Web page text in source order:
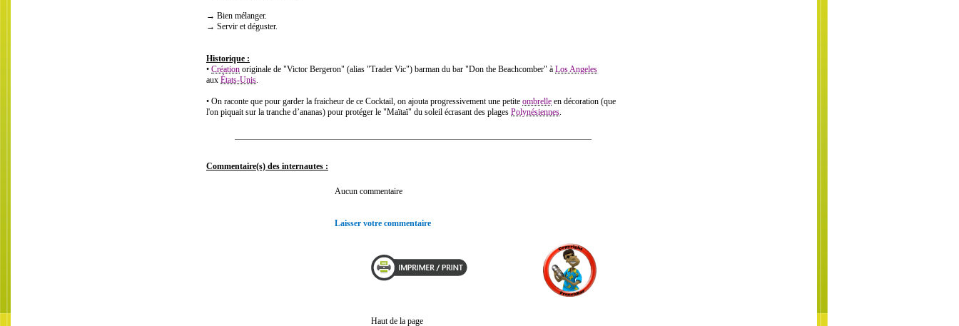
→ Bien mélanger.
→ Servir et déguster.
Historique :
• Création originale de "Victor Bergeron" (alias "Trader Vic") barman du bar "Don the Beachcomber" à Los Angeles
aux États-Unis.
• On raconte que pour garder la fraicheur de ce Cocktail, on ajouta progressivement une petite ombrelle en décoration (que
l'on piquait sur la tranche d’ananas) pour protéger le "Maïtaï" du soleil écrasant des plages Polynésiennes.
Commentaire(s) des internautes :
Aucun commentaire
Laisser votre commentaire
Haut de la page